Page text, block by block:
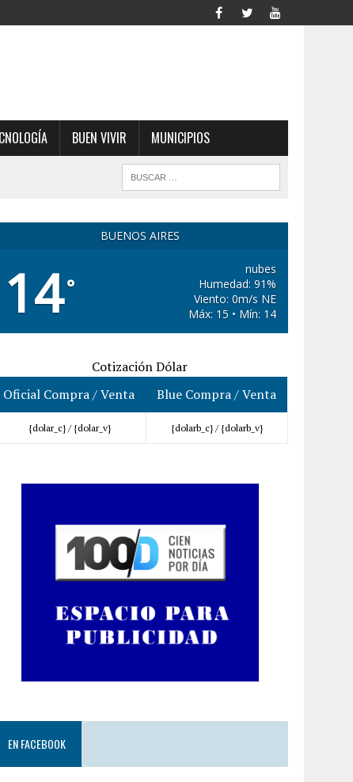
BUEN VIVIR MUNICIPIOS
BUENOS AIRES
14°
nubes
Humedad: 91%
Viento: 0m/s NE
Máx: 15 • Mín: 14
Cotización Dólar
Oficial Compra / Venta
Blue Compra / Venta
{dolar_c} / {dolar_v} {dolarb_c} / {dolarb_v}
EN FACEBOOK